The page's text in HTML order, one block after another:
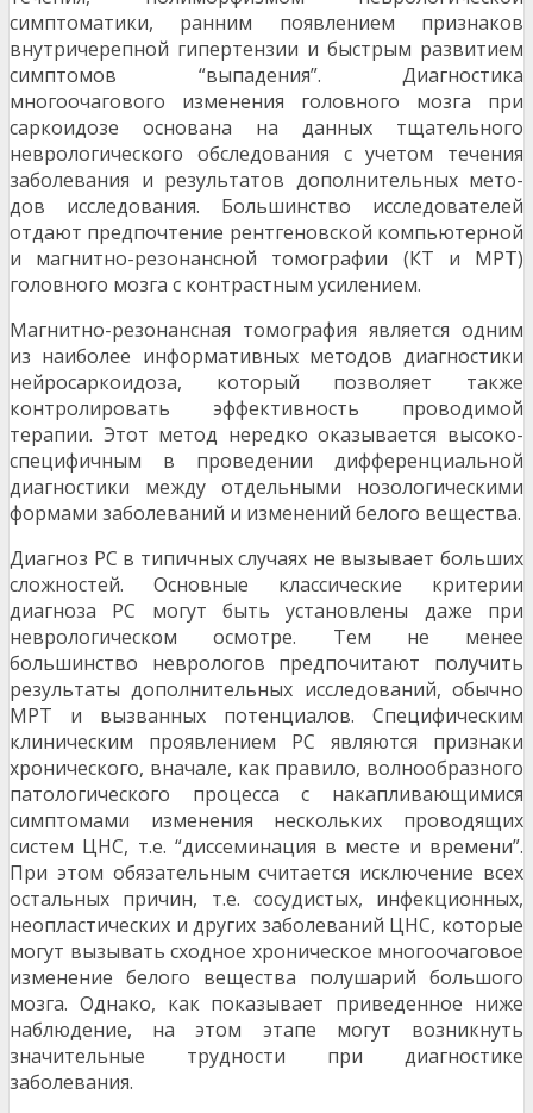
симптоматики, ранним появлением признаков
внутричерепной гипертензии и быстрым развитием
симптомов “выпадения”. Диагностика
многоочагового изменения головного мозга при
саркоидозе основана на данных тщательного
неврологического обследования с учетом течения
заболевания и результатов дополнительных мето­
дов исследования. Большинство исследователей
отдают предпочтение рентгеновской компьютер­ной
и магнитно-резонансной томографии (КТ и МРТ)
головного мозга с контрастным усилением.
Магнитно-резонансная томография явля­ется одним
из наиболее информативных методов диагностики
нейросаркоидоза, который позволяет также
контролировать эффективность проводимой
терапии. Этот метод нередко оказывается высоко­
специфичным в проведении дифференциальной
диагностики между отдельными нозологическими
формами заболеваний и изменений белого веще­ства.
Диагноз PC в типичных случаях не вызы­вает больших
сложностей. Основные классические критерии
диагноза PC могут быть установлены даже при
неврологическом осмотре. Тем не менее
большинство неврологов предпочитают получить
результаты дополнительных исследований, обыч­но
МРТ и вызванных потенциалов. Специфиче­ским
клиническим проявлением PC являются при­знаки
хронического, вначале, как правило, волно­образного
патологического процесса с накаплива­ющимися
симптомами изменения нескольких про­водящих
систем ЦНС, т.е. “диссеминация в месте и времени”.
При этом обязательным считается ис­ключение всех
остальных причин, т.е. сосудистых, инфекционных,
неопластических и других заболе­ваний ЦНС, которые
могут вызывать сходное хро­ническое многоочаговое
изменение белого веще­ства полушарий большого
мозга. Однако, как пока­зывает приведенное ниже
наблюдение, на этом этапе могут возникнуть
значительные трудности при диагностике
заболевания.